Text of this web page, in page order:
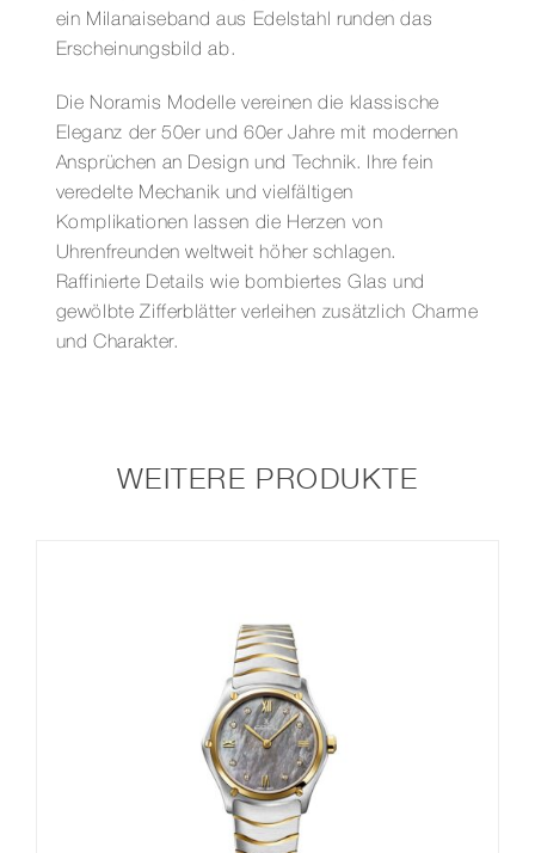
ein Milanaiseband aus Edelstahl runden das
Erscheinungsbild ab.
Die Noramis Modelle vereinen die klassische
Eleganz der 50er und 60er Jahre mit modernen
Ansprüchen an Design und Technik. Ihre fein
veredelte Mechanik und vielfältigen
Komplikationen lassen die Herzen von
Uhrenfreunden weltweit höher schlagen.
Raffinierte Details wie bombiertes Glas und
gewölbte Zifferblätter verleihen zusätzlich Charme
und Charakter.
WEITERE PRODUKTE